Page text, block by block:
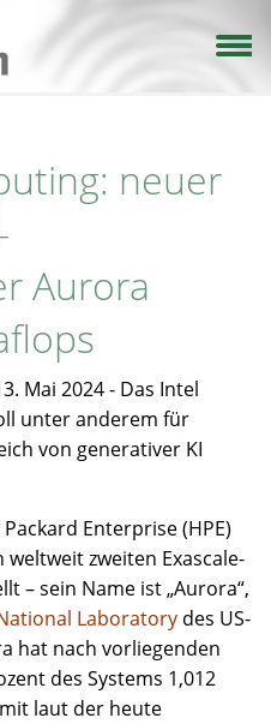
neuer
Aurora
Mai 2024 - Das Intel
unter anderem für
von generativer KI
Enterprise (HPE)
zweiten Exascale-
– sein Name ist „Aurora“,
Laboratory des US-
hat nach vorliegenden
des Systems 1,012
laut der heute